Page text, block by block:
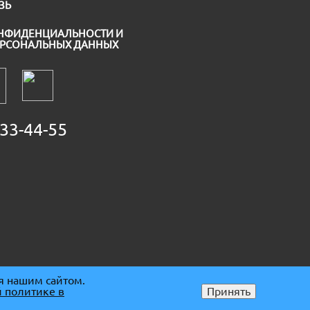
И
ДАННЫХ
44-55
нашим сайтом.
в
Принять